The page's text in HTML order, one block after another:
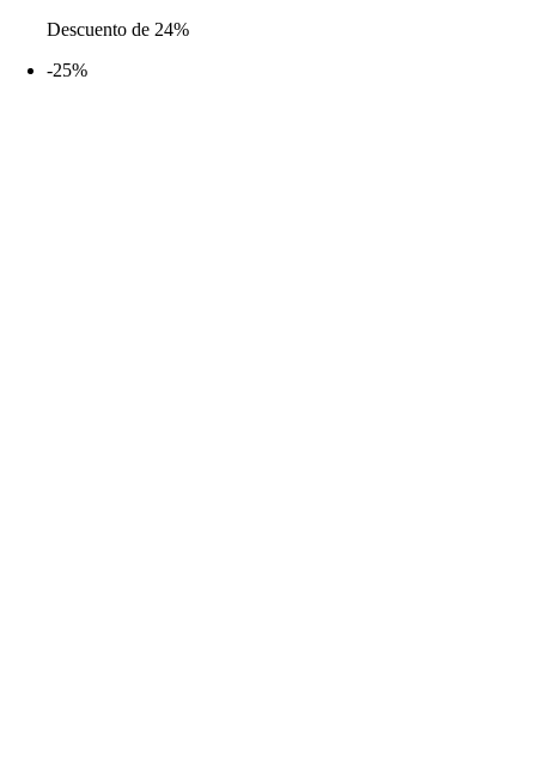
originalactual
Descuento de 24%
-25%